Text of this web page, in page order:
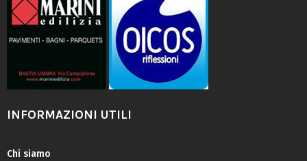
INFORMAZIONI UTILI
Chi siamo